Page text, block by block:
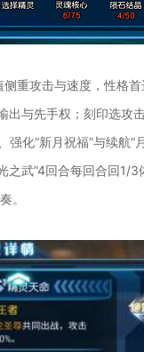
重攻击与速度，性格
与先手权；刻印选攻
强化“新月祝福”与续航
武”4回合每回合回1/
。